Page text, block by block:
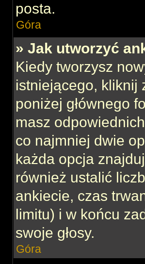
posta.
Góra
» Jak utworzyć
Kiedy tworzysz
istniejącego, kliknij
poniżej głównego
masz
co najmniej dwie
każda opcja
również ustalić
ankiecie, czas
limitu) i w końcu
swoje głosy.
Góra